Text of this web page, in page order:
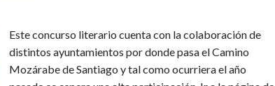
Este concurso literario cuenta con la colaboración de
distintos ayuntamientos por donde pasa el Camino
Mozárabe de Santiago y tal como ocurriera el año